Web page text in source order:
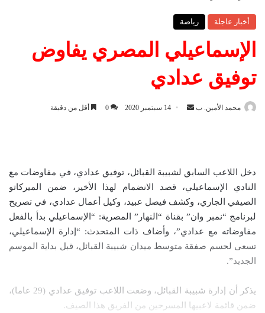
أخبار عاجلة رياضة
الإسماعيلي المصري يفاوض
توفيق عدادي
محمد الأمين. ب
ر
ي
د
إ
ل
ر
و
14 سبتمبر 2020 0 أقل من دقيقة
دخل اللاعب السابق لشبيبة القبائل، توفيق عدادي، في مفاوضات مع
النادي الإسماعيلي، قصد الانضمام لهذا الأخير، ضمن الميركاتو
الصيفي الجاري، وكشف فيصل عبيد، وكيل أعمال عدادي، في تصريح
لبرنامج “نمبر وان” بقناة “النهار” المصرية: “الإسماعيلي بدأ بالفعل
مفاوضاته مع عدادي”، وأضاف ذات المتحدث: “إدارة الإسماعيلي،
تسعى لحسم صفقة متوسط ميدان شبيبة القبائل، قبل بداية الموسم
الجديد”.
يذكر أن إدارة شبيبة القبائل، وضعت اللاعب توفيق عدادي (29 عاما)،
ضمن قائمة لاعبيها المسرحين من الفريق هذا الصيف.